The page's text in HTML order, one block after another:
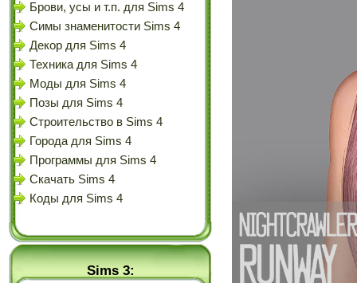
Брови, усы и т.п. для Sims 4
Симы знаменитости Sims 4
Декор для Sims 4
Техника для Sims 4
Моды для Sims 4
Позы для Sims 4
Строительство в Sims 4
Города для Sims 4
Программы для Sims 4
Скачать Sims 4
Коды для Sims 4
Sims 3: